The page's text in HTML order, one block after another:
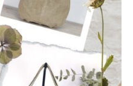
Με ήχο που ισορροπεί
ελληνικό στίχο και την
δημιουργούν
τις εσωτερικές μάχες